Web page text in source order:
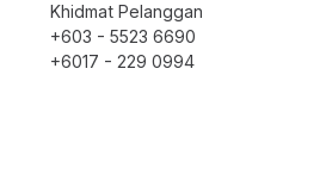
Khidmat Pelanggan
+603 - 5523 6690
+6017 - 229 0994